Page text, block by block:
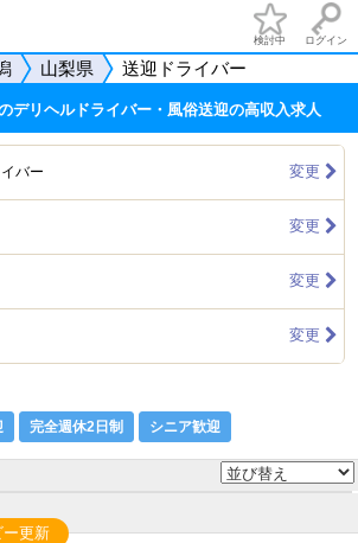
検討中 ログイン
山梨県 送迎ドライバー
デリヘルドライバー・風俗送迎の高収入求人
バー 変更
変更
変更
変更
完全週休2日制 シニア歓迎
更新